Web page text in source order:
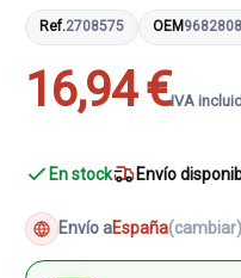
Ref.2708575 OEM
16,94 €IVA
En stock Envío
Envío aEspaña(cambiar)